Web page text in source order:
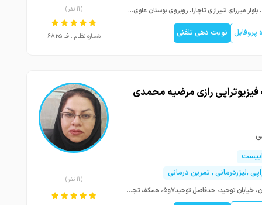
شیراز، بلوار میرزای شیرازی تاچارا، روبروی بوستان علوی، پلاک ۷۳، جنب بانک پارسیان
نوبت دهی تلفنی
(11 نفر)
شماره نظام : ف-6825
فیزیوتراپی رازی مرضیه محمدی
,لیزردرمانی , تمرین درمانی
زاهدان، خیابان توحید، حدفاصل توحید۷و۵، همکف تجاری
(11 نفر)